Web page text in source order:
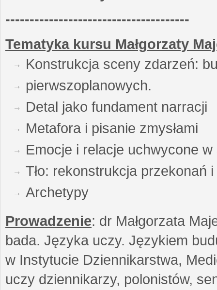
--------------------------------------
Tematyka kursu Małgorzaty
Konstrukcja sceny zdarzeń:
pierwszoplanowych.
Detal jako fundament narracji
Metafora i pisanie zmysłami
Emocje i relacje uchwycone
Tło: rekonstrukcja przekonań
Archetypy
Prowadzenie: dr Małgorzata
bada. Języka uczy. Językiem
w Instytucie Dziennikarstwa,
uczy dziennikarzy, polonistów,